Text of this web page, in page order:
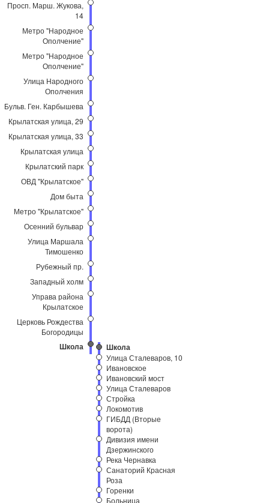
Просп. Марш. Жукова,
14
Метро "Народное
Ополчение"
Метро "Народное
Ополчение"
Улица Народного
Ополчения
Бульв. Ген. Карбышева
Крылатская улица, 29
Крылатская улица, 33
Крылатская улица
Крылатский парк
ОВД "Крылатское"
Дом быта
Метро "Крылатское"
Осенний бульвар
Улица Маршала
Тимошенко
Рубежный пр.
Западный холм
Управа района
Крылатское
Церковь Рождества
Богородицы
Школа Школа
Улица Сталеваров, 10
Ивановское
Ивановский мост
Улица Сталеваров
Стройка
Локомотив
ГИБДД (Вторые
ворота)
Дивизия имени
Дзержинского
Река Чернавка
Санаторий Красная
Роза
Горенки
Больница